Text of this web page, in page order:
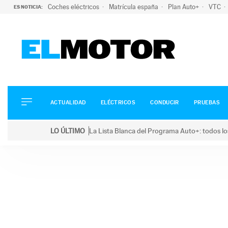
ES NOTICIA: Coches eléctricos Matrícula españa Plan Auto+ VTC
ELÉCTRICOS
CONDUCIR
ACTUALIDAD ELÉCTRICOS CONDUCIR PRUEBAS
LO ÚLTIMO La Lista Blanca del Programa Auto+: todos